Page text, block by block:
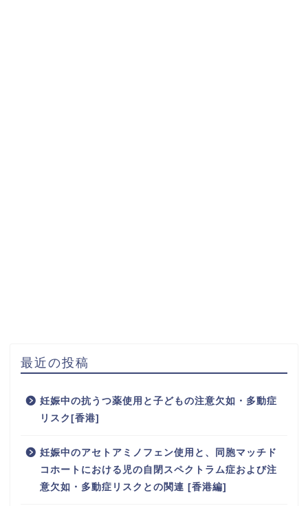
最近の投稿
妊娠中の抗うつ薬使用と子どもの注意欠如・多動症
リスク[香港]
妊娠中のアセトアミノフェン使用と、同胞マッチド
コホートにおける児の自閉スペクトラム症および注
意欠如・多動症リスクとの関連 [香港編]